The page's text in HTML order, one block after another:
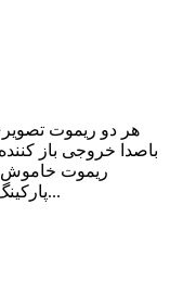
هر دو ریموت
باصدا خروجی باز
ریموت خاموش
پارکینگ و مکانهای شلوغ فعال و قفل شدن دربها به...